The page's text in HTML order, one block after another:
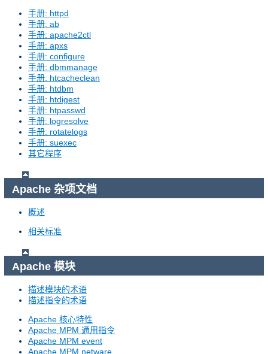
手册: httpd
手册: ab
手册: apache2ctl
手册: apxs
手册: configure
手册: dbmmanage
手册: htcacheclean
手册: htdbm
手册: htdigest
手册: htpasswd
手册: logresolve
手册: rotatelogs
手册: suexec
其它程序
Apache 杂项文档
概述
相关标准
Apache 模块
描述模块的术语
描述指令的术语
Apache 核心特性
Apache MPM 通用指令
Apache MPM event
Apache MPM netware